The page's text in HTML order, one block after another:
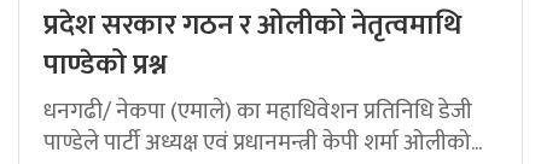
प्रदेश सरकार गठन र ओलीको नेतृत्वमाथि
पाण्डेको प्रश्न
धनगढी/ नेकपा (एमाले) का महाधिवेशन प्रतिनिधि डेजी
पाण्डेले पार्टी अध्यक्ष एवं प्रधानमन्त्री केपी शर्मा ओलीको...